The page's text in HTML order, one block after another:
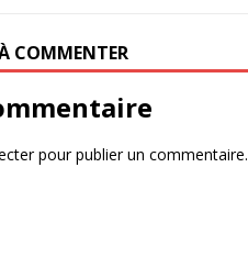
COMMENTER
pour publier un commentaire.